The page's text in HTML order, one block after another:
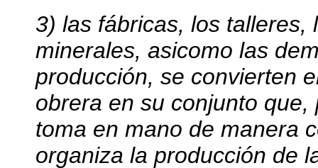
3) las fábricas, los
minerales, asicomo las
producción, se convierten
obrera en su conjunto
toma en mano de manera
organiza la producción de